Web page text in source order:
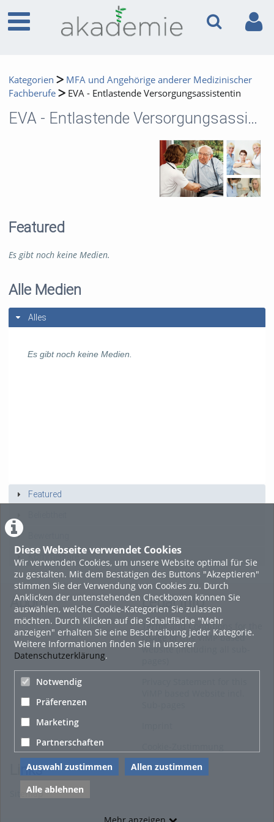
Diese Webseite verwendet Cookies
Wir verwenden Cookies, um unsere Website optimal für Sie
zu gestalten. Mit dem Bestätigen des Buttons "Akzeptieren"
stimmen Sie der Verwendung von Cookies zu. Durch
Anklicken der untenstehenden Checkboxen können Sie
auswählen, welche Cookie-Kategorien Sie zulassen
möchten. Durch Klicken auf die Schaltfläche "Mehr
anzeigen" erhalten Sie eine Beschreibung jeder Kategorie.
Weitere Informationen finden Sie in unserer
Datenschutzerklärung.
Notwendig
Präferenzen
Marketing
Partnerschaften
Auswahl zustimmen
Allen zustimmen
Alle ablehnen
Kategorien
MFA und Angehörige anderer Medizinischer
Fachberufe
EVA - Entlastende Versorgungsassistentin
EVA - Entlastende Versorgungsassistentin
Featured
Es gibt noch keine Medien.
Alle Medien
Alles
Es gibt noch keine Medien.
Featured
Kommentare
About Legal Info
Terms and Conditions for the
Usage of this ViMP based
website (including all sub-
Links
Sitemap